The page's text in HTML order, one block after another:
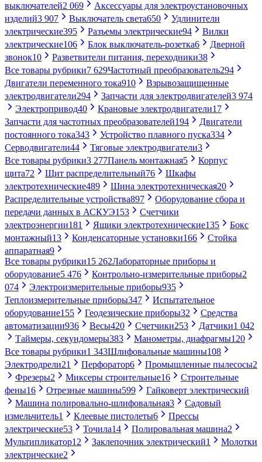
выключателей2 069
Аксессуары для электроустановочных
изделий3 907 Выключатель света650
Удлинители
электрические395 Разъемы электрические94
Вилки
электрические106 Блок выключатель-розетка6
Дверной
звонок10 Разветвители питания, переходники38
Все товары рубрики7 629Частотный преобразователь294
Двигатели переменного тока910
Взрывозащищенные
электродвигатели294 Запчасти для электродвигателей3 974
Электропривод40 Крановые электродвигатели17
Запчасти для частотных преобразователей194
Двигатели
постоянного тока343 Устройство плавного пуска334
Серводвигатели44 Тяговые электродвигатели3
Все товары рубрики3 277Панель монтажная5
Корпус
щита72 Щит распределительный76
Шкафы
электротехнические489 Шина электротехническая20
Распределительные устройства897
Оборудование сбора и
передачи данных в АСКУЭ153
Счетчики
электроэнергии181 Ящики электротехнические135
Бокс
монтажный13 Конденсаторные установки166
Стойка
аппаратная9
Все товары рубрики15 262Лабораторные приборы и
оборудование5 476 Контрольно-измерительные приборы2
074
Электроизмерительные приборы935
Теплоизмерительные приборы347
Испытательное
оборудование155 Геодезические приборы32
Средства
автоматизации936 Весы420 Счетчики253 Датчики1 042
Таймеры, секундомеры383 Манометры, диафрагмы120
Все товары рубрики1 343Шлифовальные машины108
Электродрели21 Перфоратор6 Промышленные пылесосы2
Фрезеры2 Миксеры строительные16
Строительные
фены16 Отрезные машины599
Гайковерт электрический
Машина полировально-шлифовальная3
Садовый
измельчитель1 Клеевые пистолеты6
Прессы
электрические53 Точила14 Полировальная машина2
Мультипликатор12 Заклепочник электрический1
Молотки
электрические2